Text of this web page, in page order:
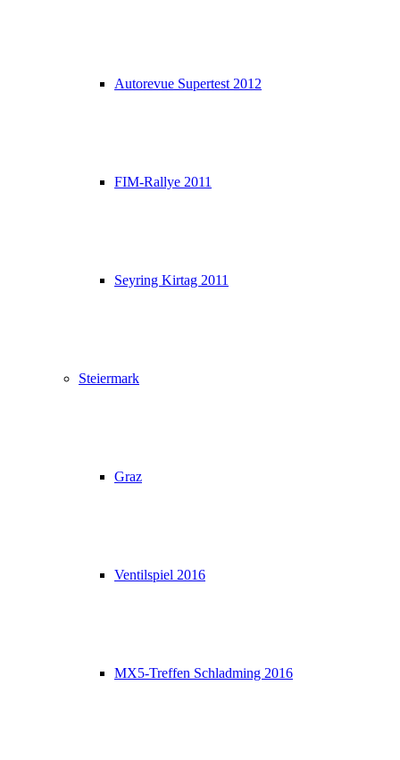
Autorevue Supertest 2012
FIM-Rallye 2011
Seyring Kirtag 2011
Steiermark
Graz
Ventilspiel 2016
MX5-Treffen Schladming 2016